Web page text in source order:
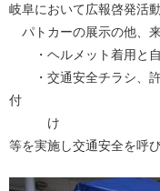
岐阜において広報啓発活
パトカーの展示の他、来
・ヘルメット着用と自
・交通安全チラシ、許
付
け
等を実施し交通安全を呼